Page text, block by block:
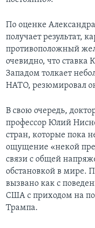
По оценке
получает результат,
противоположный
очевидно, что
Западом толкает
НАТО, резюмировал
В свою очередь,
профессор Юлий
стран, которые пока
ощущение «некой
связи с общей
обстановкой в мире.
вызвано как с
США с приходом на
Трампа.